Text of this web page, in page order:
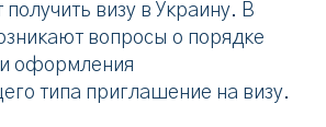
получить визу в Украину. В
вопросы о порядке
оформления
типа приглашение на визу.